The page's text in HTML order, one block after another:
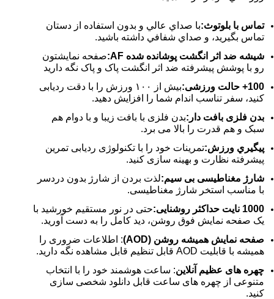
تماس با بلوتوث:با صداي عالي و بدون استفاده از دستان
تماس بگيريد، و صداي شفافي داشته باشيد.
شیشه ضد اثر انگشت پوشانده شده AF:
صفحه نمایشتون
رو با پوشش پیشرفته ضد اثر انگشت پاک و پاک نگه داريد
100+ حالت ورزشی:
بیش از ۱۰۰ ورزش را با دقت ردیابی
کنید، سفر تناسب اندام شما را افزایش دهید.
بدن فلزی بافت دار:بدن فلزی با بافت زیبا و با دوام هم
سبک و هم قدرت را بالا می برد.
پيگيري ورزش:تمرینات خود را با تکنولوژی ردیابی تمرین
پیشرفته نظارت و بهینه سازی کنید.
شارژ مغناطیسی بی سیم:لذت بردن از شارژ بدون دردسر
با مناسب استخر شارژ مغناطیسی.
1000 نایت حداکثر روشنایی:
حتی در نور مستقیم خورشید با
یک صفحه نمایش فوق روشن، دید کامل را به دست آورید.
صفحه نمایش همیشه روشن (AOD)
: اطلاعات ضروری را
همیشه با قابلیت AOD قابل تنظیم قابل مشاهده نگه دارید.
چهره های عظیم آنلاین: ساعت هوشمند خود را با انتخاب
متنوعی از چهره های ساعت قابل دانلود شخصی سازی
کنید.